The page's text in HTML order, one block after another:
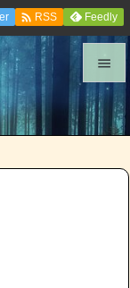


メニュ
サイド
 RSS Feedly